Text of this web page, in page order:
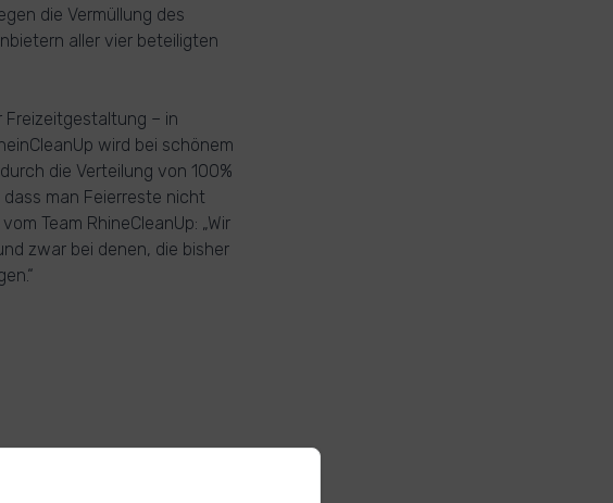
die Vermüllung des
aller vier beteiligten
Freizeitgestaltung – in
wird bei schönem
die Verteilung von 100%
man Feierreste nicht
Team RhineCleanUp: „Wir
zwar bei denen, die bisher